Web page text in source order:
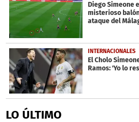
Diego Simeone
misterioso
ataque del
INTERNACIONALES
El Cholo
Ramos: 'Yo lo
LO ÚLTIMO